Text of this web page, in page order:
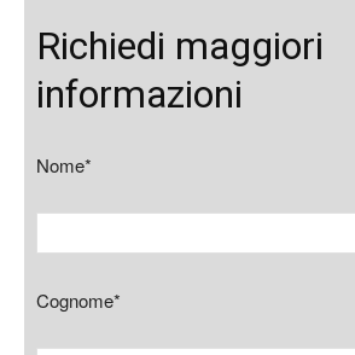
Richiedi maggiori
informazioni
Nome*
Cognome*